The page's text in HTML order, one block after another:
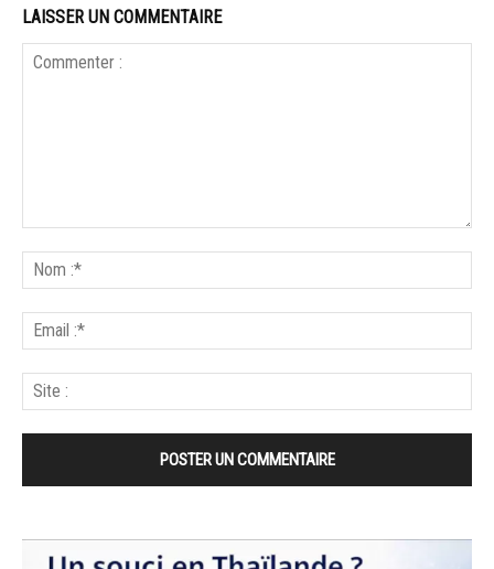
LAISSER UN COMMENTAIRE